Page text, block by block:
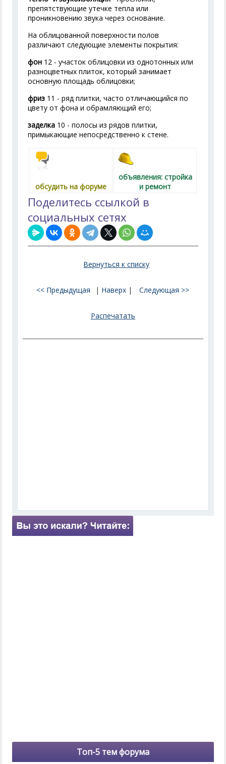
препятствующие утечке тепла или
проникновению звука через основание.
На облицованной поверхности полов
различают следующие элементы покрытия:
фон 12 - участок облицовки из однотонных или
разноцветных плиток, который занимает
основную площадь облицовки;
фриз 11 - ряд плитки, часто отличающийся по
цвету от фона и обрамляющий его;
заделка 10 - полосы из рядов плитки,
примыкающие непосредственно к стене.
обсудить на форуме
объявления: стройка
и ремонт
Поделитесь ссылкой в
социальных сетях
Вернуться к списку
<< Предыдущая | Наверх | Следующая >>
Распечатать
Топ-5 тем форума